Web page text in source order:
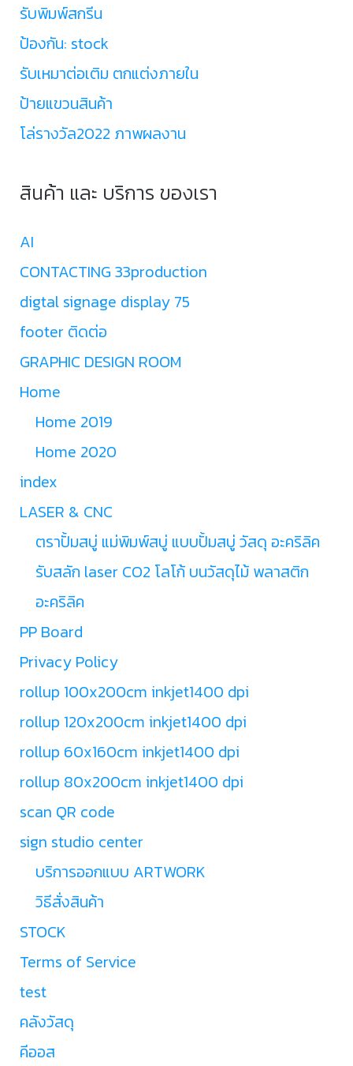
รับพิมพ์สกรีน
ป้องกัน: stock
รับเหมาต่อเติม ตกแต่งภายใน
ป้ายแขวนสินค้า
โล่รางวัล2022 ภาพผลงาน
สินค้า และ บริการ ของเรา
AI
CONTACTING 33production
digtal signage display 75
footer ติดต่อ
GRAPHIC DESIGN ROOM
Home
Home 2019
Home 2020
index
LASER & CNC
ตราปั้มสบู่ แม่พิมพ์สบู่ แบบปั้มสบู่ วัสดุ อะคริลิค
รับสลัก laser CO2 โลโก้ บนวัสดุไม้ พลาสติก
อะคริลิค
PP Board
Privacy Policy
rollup 100x200cm inkjet1400 dpi
rollup 120x200cm inkjet1400 dpi
rollup 60x160cm inkjet1400 dpi
rollup 80x200cm inkjet1400 dpi
scan QR code
sign studio center
บริการออกแบบ ARTWORK
วิธีสั่งสินค้า
STOCK
Terms of Service
test
คลังวัสดุ
คีออส